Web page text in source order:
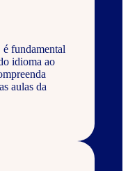
fundamental
idioma ao
aulas da